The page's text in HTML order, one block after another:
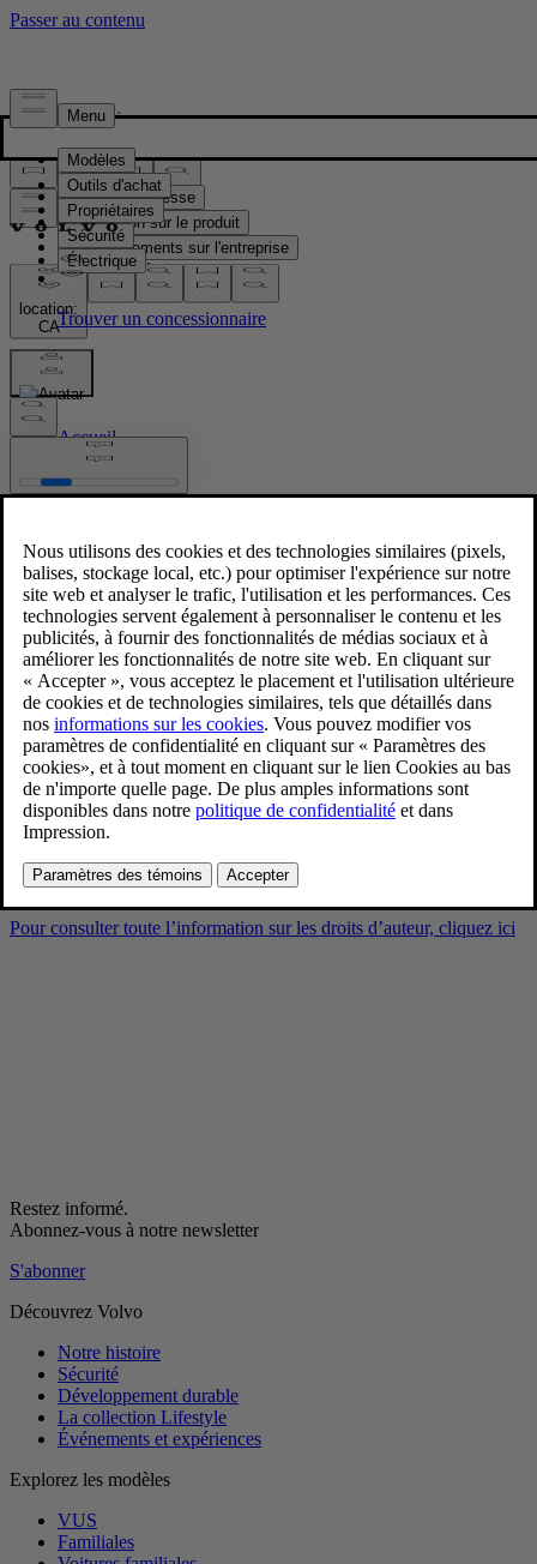
Presse & Médias
Matériel de presse
Information sur le produit
Renseignements sur l'entreprise
Contacts médias
location:
CA
Images
Accueil
/Images
Volvo XC90 Black Edition
exterior
9/2/2025
Favoris
Partager
Télécharger
Volvo XC90 Black Edition exterior
Pour consulter toute l’information sur les droits d’auteur, cliquez ici